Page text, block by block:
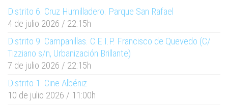
Una película de Minecraft
Distrito 7. Carretera de Cádiz. Playa de la
Distrito 6. Cruz Humilladero. Parque San Rafael
4 de julio 2026 / 22:15h
Distrito 9. Campanillas. C.E.I.P. Francisco de Quevedo (C/
Tizziano s/n, Urbanización Brillante)
7 de julio 2026 / 22:15h
Distrito 1. Cine Albéniz
10 de julio 2026 / 11:00h